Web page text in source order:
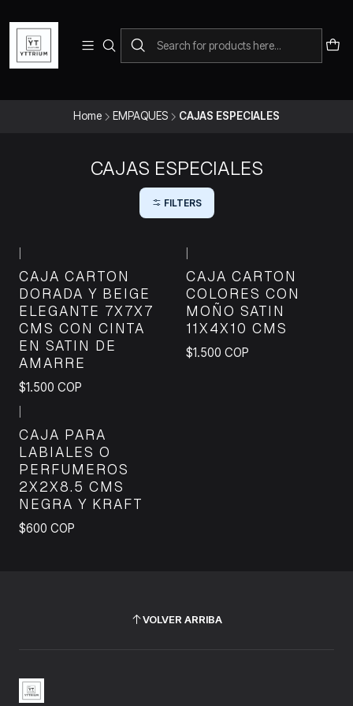
Para pedidos telefonicos puedes comunicarte con el wsap
+573228452138
Home EMPAQUES CAJAS ESPECIALES
CAJAS ESPECIALES
FILTERS
CAJA CARTON
DORADA Y BEIGE
ELEGANTE 7X7X7
CMS CON CINTA
EN SATIN DE
AMARRE
$1.500 COP
CAJA CARTON
COLORES CON
MOÑO SATIN
11X4X10 CMS
$1.500 COP
CAJA PARA
LABIALES O
PERFUMEROS
2X2X8.5 CMS
NEGRA Y KRAFT
$600 COP
VOLVER ARRIBA